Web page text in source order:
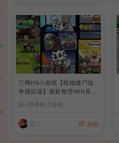
三网H5小游戏【植物僵尸战
争模拟器】最新整理WIN系服
搭建教程
H5单机小游戏
波少 300